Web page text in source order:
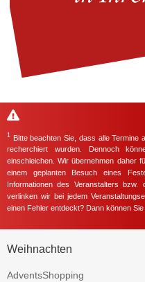
1
Bitte beachten Sie, dass alle Termine
recherchiert wurden. Dennoch
einschleichen. Wir übernehmen daher
einem geplanten Besuch eines
Informationen des Veranstalters
verlinken wir bei jedem
einen Fehler entdeckt? Dann können Sie
Weihnachten
AdventsShopping